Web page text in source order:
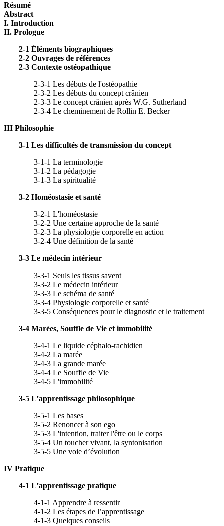
Résumé
Abstract
I. Introduction
II. Prologue
2-1 Éléments biographiques
2-2 Ouvrages de références
2-3 Contexte ostéopathique
2-3-1 Les débuts de l'ostéopathie
2-3-2 Les débuts du concept crânien
2-3-3 Le concept crânien après W.G. Sutherland
2-3-4 Le cheminement de Rollin E. Becker
III Philosophie
3-1 Les difficultés de transmission du concept
3-1-1 La terminologie
3-1-2 La pédagogie
3-1-3 La spiritualité
3-2 Homéostasie et santé
3-2-1 L'homéostasie
3-2-2 Une certaine approche de la santé
3-2-3 La physiologie corporelle en action
3-2-4 Une définition de la santé
3-3 Le médecin intérieur
3-3-1 Seuls les tissus savent
3-3-2 Le médecin intérieur
3-3-3 Le schéma de santé
3-3-4 Physiologie corporelle et santé
3-3-5 Conséquences pour le diagnostic et le traitement
3-4 Marées, Souffle de Vie et immobilité
3-4-1 Le liquide céphalo-rachidien
3-4-2 La marée
3-4-3 La grande marée
3-4-4 Le Souffle de Vie
3-4-5 L'immobilité
3-5 L’apprentissage philosophique
3-5-1 Les bases
3-5-2 Renoncer à son ego
3-5-3 L'intention, traiter l'être ou le corps
3-5-4 Un toucher vivant, la syntonisation
3-5-5 Une voie d’évolution
IV Pratique
4-1 L’apprentissage pratique
4-1-1 Apprendre à ressentir
4-1-2 Les étapes de l’apprentissage
4-1-3 Quelques conseils